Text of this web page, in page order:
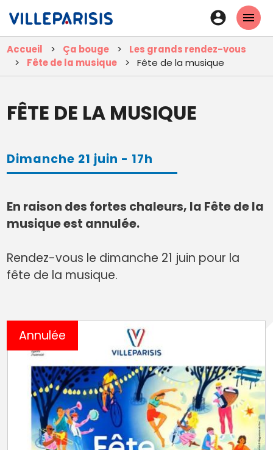
contenu
principal
En-
tête
-
Accueil Ça bouge
Les grands rendez-vous
Fête de la musique
Fête de la musique
FÊTE DE LA MUSIQUE
Dimanche 21 juin - 17h
En raison des fortes chaleurs, la Fête de la
musique est annulée.
Rendez-vous le dimanche 21 juin pour la
fête de la musique.
Annulée